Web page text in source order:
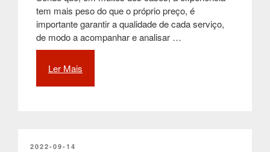
tem mais peso do que o próprio preço, é
importante garantir a qualidade de cada serviço,
de modo a acompanhar e analisar …
Ler Mais
PUBLICADO
2022-09-14